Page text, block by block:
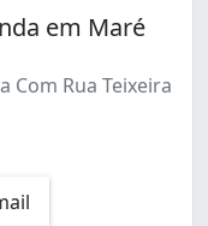
em Maré
Com Rua Teixeira